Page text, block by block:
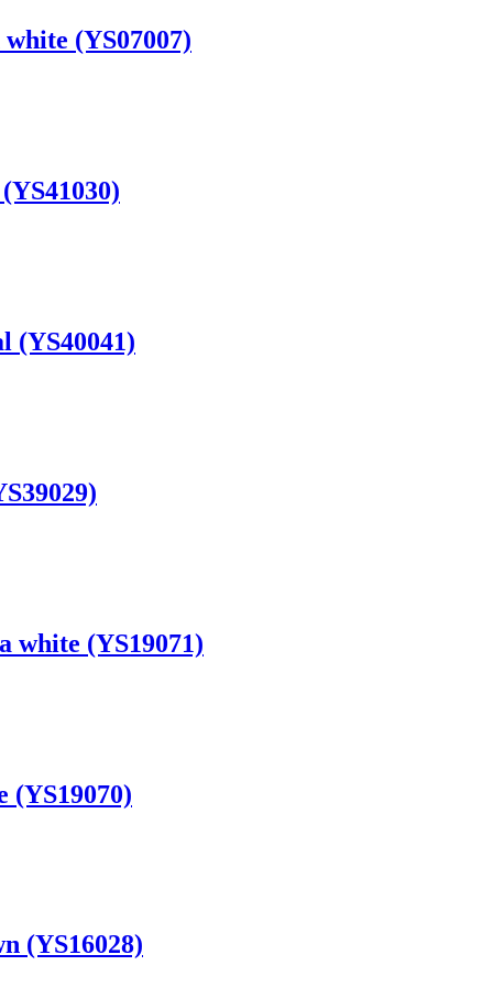
(YS07007)
(YS40041)
white (YS19071)
(YS19070)
(YS16028)